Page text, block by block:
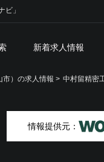
ビ」
新着求人情報
市）の求人情報 > 中村留精密
情報提供元：